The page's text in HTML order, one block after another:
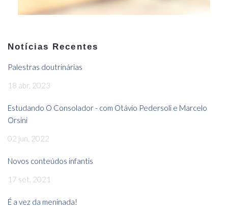
Notícias Recentes
Palestras doutrinárias
18 abr, 2023
Estudando O Consolador - com Otávio Pedersoli e Marcelo
Orsini
02 jun, 2022
Novos conteúdos infantis
17 set, 2021
É a vez da meninada!